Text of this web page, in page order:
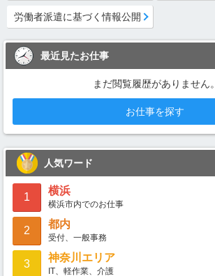
労働者派遣に基づく情報公開
最近見たお仕事
まだ閲覧履歴がありません。
お仕事を探す
人気ワード
1
横浜
横浜市内でのお仕事
2
都内
受付、一般事務
3
神奈川エリア
IT、軽作業、介護